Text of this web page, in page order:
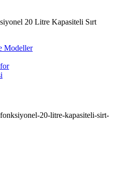
20 Litre Kapasiteli Sırt
Modeller
20-litre-kapasiteli-sirt-